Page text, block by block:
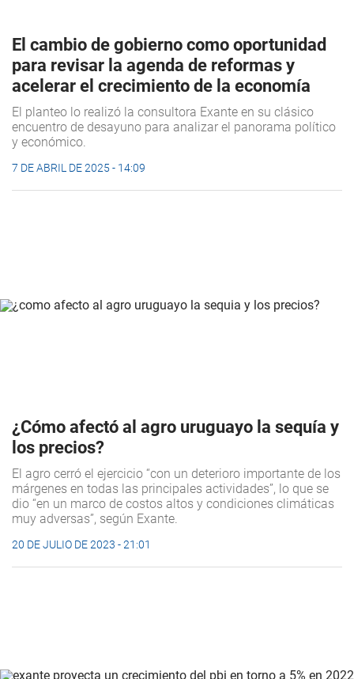
El cambio de gobierno como oportunidad
para revisar la agenda de reformas y
acelerar el crecimiento de la economía
El planteo lo realizó la consultora Exante en su clásico
encuentro de desayuno para analizar el panorama político
y económico.
7 DE ABRIL DE 2025 - 14:09
¿Cómo afectó al agro uruguayo la sequía y
los precios?
El agro cerró el ejercicio “con un deterioro importante de los
márgenes en todas las principales actividades”, lo que se
dio “en un marco de costos altos y condiciones climáticas
muy adversas”, según Exante.
20 DE JULIO DE 2023 - 21:01